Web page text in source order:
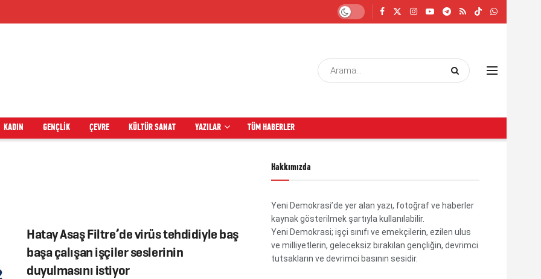
KADIN GENÇLIK ÇEVRE KÜLTÜR SANAT YAZILAR TÜM HABERLER
Hatay Asaş Filtre’de virüs tehdidiyle baş
başa çalışan işçiler seslerinin
duyulmasını istiyor
Hakkımızda
Yeni Demokrasi’de yer alan yazı, fotoğraf ve haberler
kaynak gösterilmek şartıyla kullanılabilir.
Yeni Demokrasi; işçi sınıfı ve emekçilerin, ezilen ulus
ve milliyetlerin, geleceksiz bırakılan gençliğin, devrimci
tutsakların ve devrimci basının sesidir.